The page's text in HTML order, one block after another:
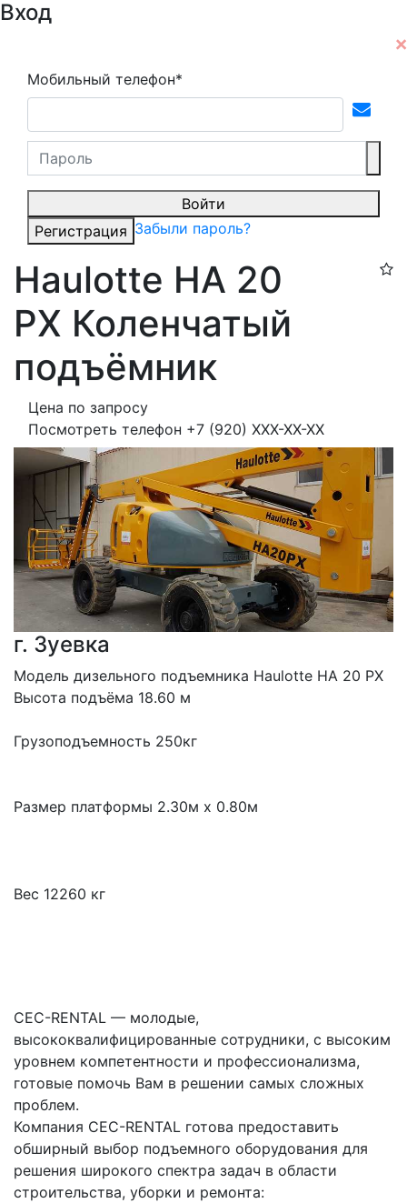
Вход
Мобильный телефон*
Войти
Регистрация Забыли пароль?
Haulotte HA 20
PX​ Коленчатый
подъёмник
Цена по запросу
Посмотреть телефон +7 (920) XXX-XX-XX
г. Зуевка
Модель дизельного подъемника Haulotte HA 20 PX
Высота подъёма 18.60 м
Грузоподъемность 250кг
Размер платформы 2.30м x 0.80м
Вес 12260 кг
CEC-RENTAL — молодые,
высококвалифицированные сотрудники, с высоким
уровнем компетентности и профессионализма,
готовые помочь Вам в решении самых сложных
проблем.
Компания CEC-RENTAL готова предоставить
обширный выбор подъемного оборудования для
решения широкого спектра задач в области
строительства, уборки и ремонта: